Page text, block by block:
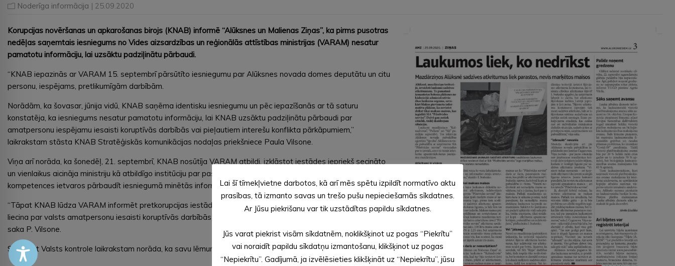
Noderīga informācija | 25.09.2020
Korupcijas novēršanas un apkarošanas birojs (KNAB) informē “Alūksnes un Malienas Ziņas”, ka pirms pusotras
nedēļas saņemtais iesniegums no Vides aizsardzības un reģionālās attīstības ministrijas (VARAM) nesatur
pamatotu informāciju, lai uzsāktu padziļinātu pārbaudi.
“KNAB iepazinās ar VARAM 15. septembrī pārsūtīto iesniegumu par Alūksnes novada domes deputātu un citu
personu, iespējams, pretlikumīgām darbībām.
Norādām, ka šovasar, jūnija vidū, KNAB saņēma identisku iesniegumu un pēc iepazīšanās ar tā saturu
konstatēja, ka iesniegums nesatur pamatotu informāciju, lai KNAB uzsāktu padziļinātu pārbaudi par
amatpersonu iespējamu iesaisti koruptīvās darbībās vai pieļautiem interešu konflikta pārkāpumiem,”
laikrakstam stāsta KNAB Stratēģiskās komunikācijas nodaļas priekšniece Paula Vilsone.
Viņa arī norāda, ka šonedēļ, 21. septembrī, KNAB nosūtīja VARAM atbildi, izklāstot iestādes iepriekš secināto
un vienlaikus aicināja ministriju kā atbildīgo institūciju par pašvaldību darbības tiesiskuma uzraudzību savas
kompetences ietvaros pārbaudīt iesniegumā minētās informācijas pamatotību.
“Tāpat KNAB lūdza VARAM informēt pretkorupcijas iestādi par konstatētajiem faktiem, kas VARAM ieskatā
liecina par valsts amatpersonu iesaisti koruptīvās darbībās vai pieļautiem interešu konflikta pārkāpumiem,”
saka P. Vilsone.
Savukārt Valsts kontrole laikrakstam norāda, ka savu lēmumu paziņos nākamnedēļ.
Lai šī tīmekļvietne darbotos, kā arī mēs spētu izpildīt normatīvo aktu
prasības, tā izmanto savas un trešo pušu nepieciešamās sīkdatnes.
Ar Jūsu piekrišanu var tik uzstādītas papildu sīkdatnes.
Jūs varat piekrist visām sīkdatnēm, noklikšķinot uz pogas “Piekrītu”
vai noraidīt papildu sīkdatņu izmantošanu, klikšķinot uz pogas
“Nepiekrītu”. Gadījumā, ja izvēlēsieties klikšķināt uz “Nepiekrītu”, jūsu